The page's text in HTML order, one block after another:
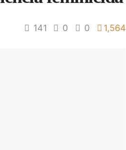
141 0 0 1,564